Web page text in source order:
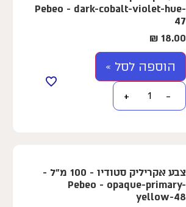
Pebeo - dark-cobalt-violet-hue-
47
18.00
₪
הוספה לסל »
−
+
צבע אקריליק סטודיו - 100 מ"ל -
Pebeo - opaque-primary-
yellow-48